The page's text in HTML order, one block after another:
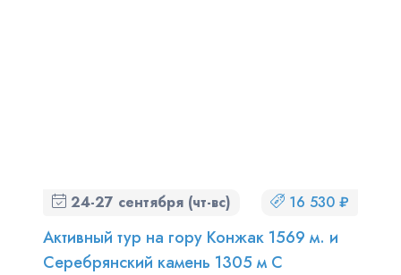
24-27 сентября (чт-вс) 16 530 ₽
Активный тур на гору Конжак 1569 м. и
Серебрянский камень 1305 м С